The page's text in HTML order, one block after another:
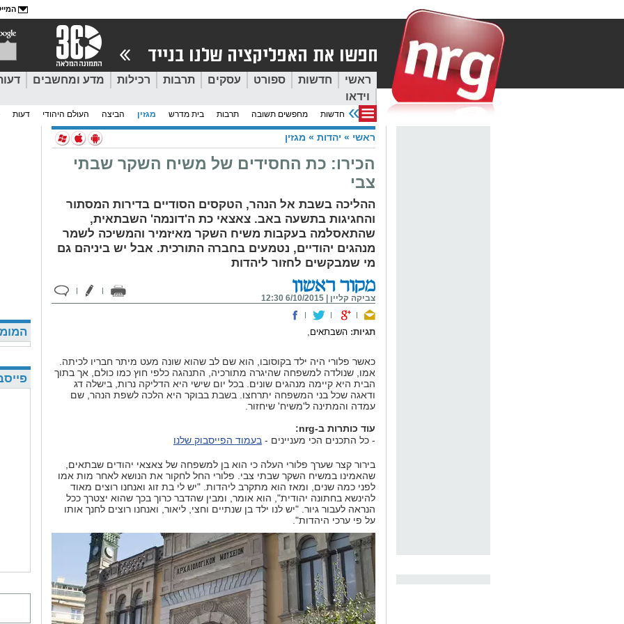
ראשי חדשות ספורט עסקים תרבות רכילות מדע ומחשבים
וידאו
חדשות מחפשים תשובה תרבות בית מדרש מגזין הביצה העולם היהודי דעות
ראשי » יהדות » מגזין
הכירו: כת החסידים של משיח השקר שבתי
צבי
ההליכה בשבת אל הנהר, הטקסים הסודיים בדירות המסתור
והחגיגות בתשעה באב. צאצאי כת ה'דונמה' השבתאית,
שהתאסלמה בעקבות משיח השקר מאיזמיר והמשיכה לשמר
מנהגים יהודיים, נטמעים בחברה התורכית. אבל יש ביניהם גם
מי שמבקשים לחזור ליהדות
צביקה קליין 6/10/2015 12:30
תגיות: השבתאים,
כאשר פלורי היה ילד בקוסובו, הוא שם לב שהוא שונה מעט מיתר חבריו לכיתה.
אמו, שנולדה למשפחה שהיגרה מתורכיה, התנהגה כלפי חוץ כמו כולם, אך בתוך
הבית היא קיימה מנהגים שונים. בכל יום שישי היא הדליקה נרות, בישלה דג
ודאגה שכל בני המשפחה יתרחצו. בשבת בבוקר היא הלכה לשפת הנהר, שם
עמדה והמתינה ל'משיח' שיחזור.
עוד כותרות ב-nrg:
- כל התכנים הכי מעניינים - בעמוד הפייסבוק שלנו
בירור קצר שערך פלורי העלה כי הוא בן למשפחה של צאצאי יהודים שבתאים,
שהאמינו במשיח השקר שבתי צבי. פלורי החל לחקור את הנושא לאחר מות אמו
לפני כמה שנים, ומאז הוא מתקרב ליהדות. "יש לי בת זוג ואנחנו רוצים מאוד
להינשא בחתונה יהודית", הוא אומר, ומבין שהדבר כרוך בכך שהוא יצטרך ככל
הנראה לעבור גיור. "יש לנו ילד בן שנתיים וחצי, ליאור, ואנחנו רוצים לחנך אותו
על פי ערכי היהדות".